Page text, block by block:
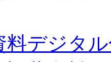
料デジタ